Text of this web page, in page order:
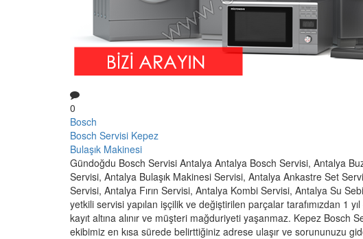
0
Bosch
Bosch Servisi Kepez
Bulaşık Makinesi
Gündoğdu Bosch Servisi Antalya Antalya Bosch Servisi, Antalya
Servisi, Antalya Bulaşık Makinesi Servisi, Antalya Ankastre Set
Servisi, Antalya Fırın Servisi, Antalya Kombi Servisi, Antalya Su
yetkili servisi yapılan işçilik ve değiştirilen parçalar tarafımızdan 1
kayıt altına alınır ve müşteri mağduriyeti yaşanmaz. Kepez Bosch
ekibimiz en kısa sürede belirttiğiniz adrese ulaşır ve sorununuzu